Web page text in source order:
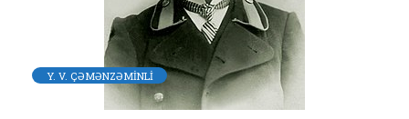
Y. V. ÇƏMƏNZƏMİNLİ